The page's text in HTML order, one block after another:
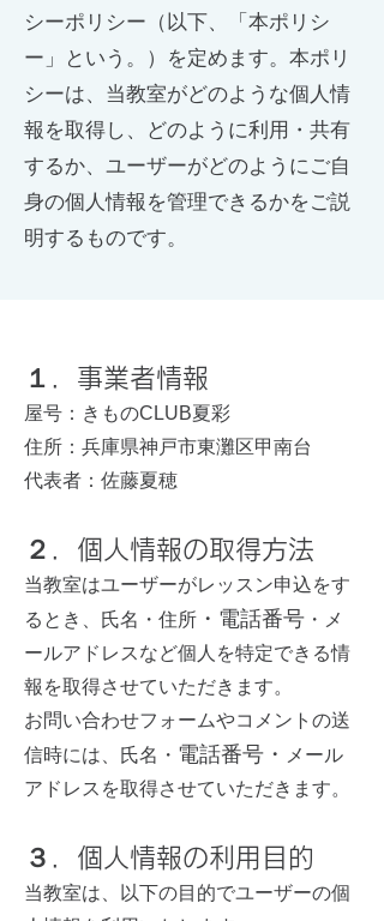
シーポリシー（以下、「本ポリシ
ー」という。）を定めます。本ポリ
シーは、当教室がどのような個人情
報を取得し、どのように利用・共有
するか、ユーザーがどのようにご自
身の個人情報を管理できるかをご説
明するものです。
１．事業者情報
屋号：きものCLUB夏彩
住所：兵庫県神戸市東灘区甲南台
代表者：佐藤夏穂
２．個人情報の取得方法
当教室はユーザーがレッスン申込をす
るとき、氏名・住所 ・電話番号 ・メ
ールアドレスなど個人を特定できる情
報を取得させていただきます。
お問い合わせフォームやコメントの送
信時には、氏名・ 電話番号・ メール
アドレスを取得させていただきます。
３．個人情報の利用目的
当教室は、以下の目的でユーザーの個